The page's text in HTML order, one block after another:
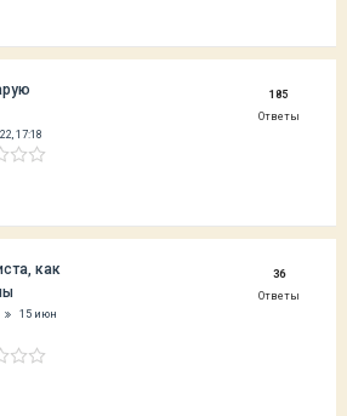
17:18
185
Ответы
как
15 июн
36
Ответы